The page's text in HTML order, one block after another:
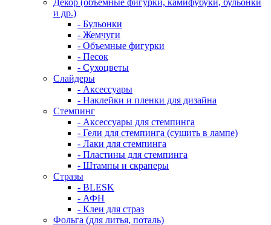
Декор (объемные фигурки, камифубуки, бульонки
и др.)
- Бульонки
- Жемчуги
- Объемные фигурки
- Песок
- Сухоцветы
Слайдеры
- Аксессуары
- Наклейки и пленки для дизайна
Стемпинг
- Аксессуары для стемпинга
- Гели для стемпинга (сушить в лампе)
- Лаки для стемпинга
- Пластины для стемпинга
- Штампы и скраперы
Стразы
- BLESK
- АФН
- Клеи для страз
Фольга (для литья, поталь)